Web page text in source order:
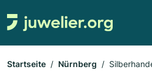
Startseite Nürnberg